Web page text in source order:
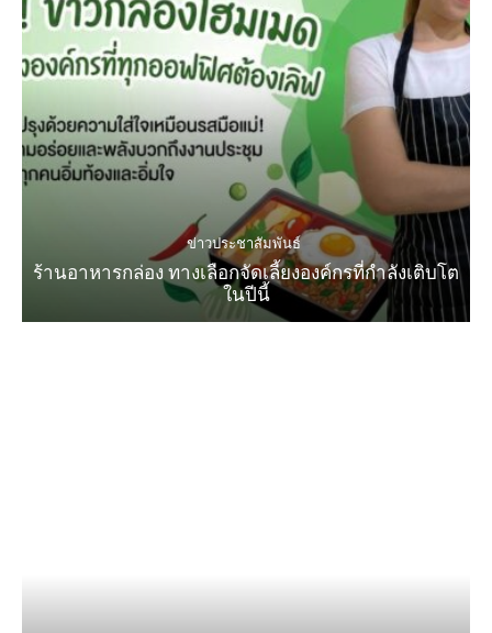
ข่าวประชาสัมพันธ์
ร้านอาหารกล่อง ทางเลือกจัดเลี้ยงองค์กรที่กำลังเติบโต
ในปีนี้